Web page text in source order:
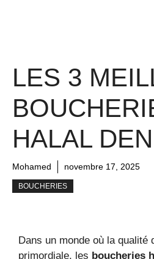
LES 3
HALAL
Mohamed novembre 17, 2025
BOUCHERIES
Dans un monde où la qualité
primordiale, les boucheries